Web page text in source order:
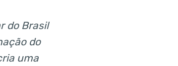
do Brasil
do
uma